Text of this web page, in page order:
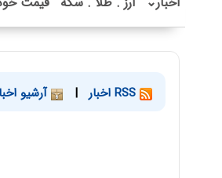
| آرشیو